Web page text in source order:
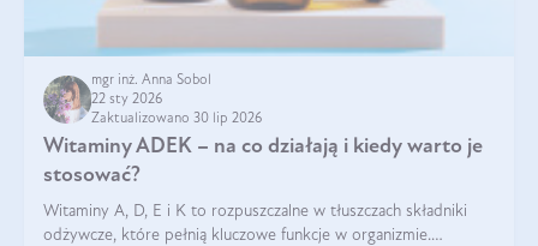
mgr inż. Anna Sobol
22 sty 2026
Zaktualizowano 30 lip 2026
Witaminy ADEK – na co działają i kiedy warto je
stosować?
Witaminy A, D, E i K to rozpuszczalne w tłuszczach składniki
odżywcze, które pełnią kluczowe funkcje w organizmie.